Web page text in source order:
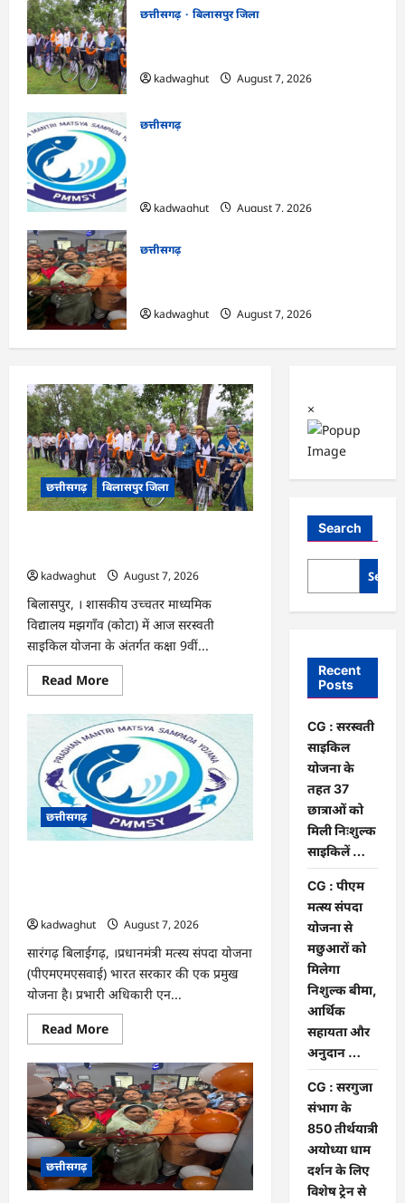
छत्तीसगढ़
बिलासपुर जिला
kadwaghut
August 7, 2026
छत्तीसगढ़
kadwaghut
August 7, 2026
छत्तीसगढ़
kadwaghut
August 7, 2026
छत्तीसगढ़ बिलासपुर जिला
kadwaghut
August 7, 2026
बिलासपुर, । शासकीय उच्चतर माध्यमिक
विद्यालय मझगाँव (कोटा) में आज सरस्वती
साइकिल योजना के अंतर्गत कक्षा 9वीं...
Read MoreRead
more
CG
:
सरस्वती
साइकिल
योजना
के
तहत
37
छात्राओं
को
मिली
छत्तीसगढ़
kadwaghut
August 7, 2026
सारंगढ़ बिलाईगढ़, ।प्रधानमंत्री मत्स्य संपदा योजना
(पीएमएमएसवाई) भारत सरकार की एक प्रमुख
योजना है। प्रभारी अधिकारी एन...
Read MoreRead
more
CG
:
पीएम
मत्स्य
संपदा
योजना
से
मछुआरों
को
मिलेगा
निशुल्क
छत्तीसगढ़
×
Search
Recent
Posts
CG : सरस्वती
साइकिल
योजना के
तहत 37
छात्राओं को
मिली निःशुल्क
साइकिलें …
CG : पीएम
मत्स्य संपदा
योजना से
मछुआरों को
मिलेगा
निशुल्क बीमा,
आर्थिक
सहायता और
अनुदान …
CG : सरगुजा
संभाग के
850 तीर्थयात्री
अयोध्या धाम
दर्शन के लिए
विशेष ट्रेन से